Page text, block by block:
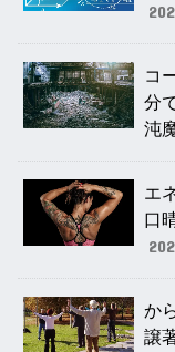
コ
分
沌
エ
口
か
譲